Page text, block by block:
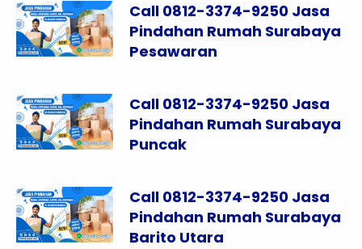
Call 0812-3374-9250 Jasa
Pindahan Rumah Surabaya
Pesawaran
Call 0812-3374-9250 Jasa
Pindahan Rumah Surabaya
Puncak
Call 0812-3374-9250 Jasa
Pindahan Rumah Surabaya
Barito Utara